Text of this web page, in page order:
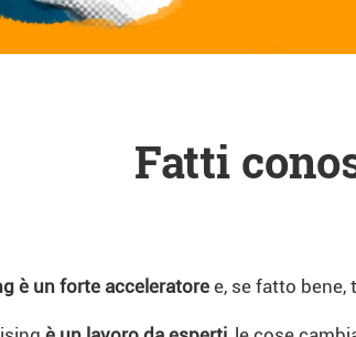
Fatti
è un forte acceleratore e, se fatto